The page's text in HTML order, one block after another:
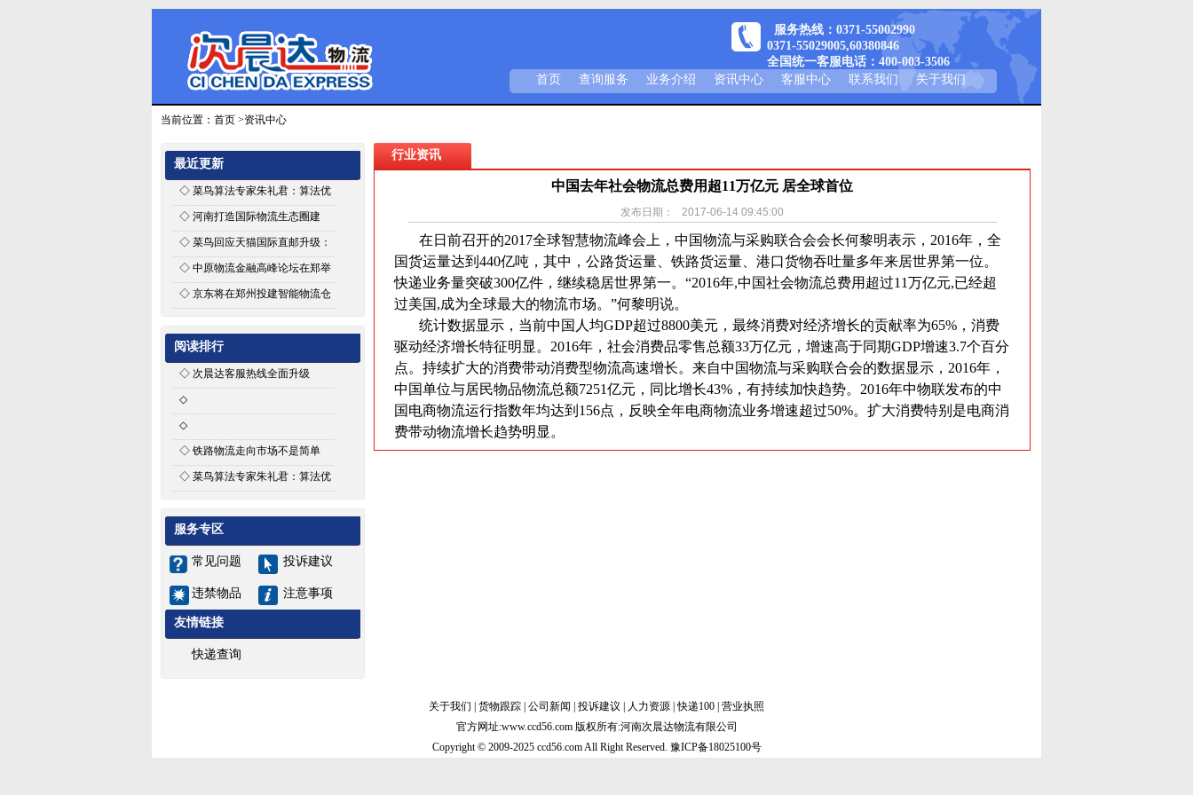
服务热线：0371-55002990
0371-55029005,60380846
全国统一客服电话：400-003-3506
首页
查询服务 业务介绍 资讯中心 客服中心 联系我们 关于我们
当前位置： 首页 >资讯中心
最近更新
◇ 菜鸟算法专家朱礼君：算法优
化能为智能物流带来什么
◇ 河南打造国际物流生态圈建
设“空中丝路”
◇ 菜鸟回应天猫国际直邮升级：
仅搭建平台，商家可自主选择推
荐物流商
◇ 中原物流金融高峰论坛在郑举
行
◇ 京东将在郑州投建智能物流仓
阅读排行
◇ 次晨达客服热线全面升级
◇
次晨达公司河南省内县城招商通
知
◇
河南次晨达物流有限公司招聘启
事
◇ 铁路物流走向市场不是简单
的“复制+粘贴”
◇ 菜鸟算法专家朱礼君：算法优
服务专区
常见问题 投诉建议
违禁物品 注意事项
友情链接
快递查询
行业资讯
中国去年社会物流总费用超11万亿元 居全球首位
发布日期： 2017-06-14 09:45:00
在日前召开的2017全球智慧物流峰会上，中国物流与采购联合会会长何黎明表示，2016年，全
国货运量达到440亿吨，其中，公路货运量、铁路货运量、港口货物吞吐量多年来居世界第一位。
快递业务量突破300亿件，继续稳居世界第一。“2016年,中国社会物流总费用超过11万亿元,已经超
过美国,成为全球最大的物流市场。”何黎明说。
统计数据显示，当前中国人均GDP超过8800美元，最终消费对经济增长的贡献率为65%，消费
驱动经济增长特征明显。2016年，社会消费品零售总额33万亿元，增速高于同期GDP增速3.7个百分
点。持续扩大的消费带动消费型物流高速增长。来自中国物流与采购联合会的数据显示，2016年，
中国单位与居民物品物流总额7251亿元，同比增长43%，有持续加快趋势。2016年中物联发布的中
国电商物流运行指数年均达到156点，反映全年电商物流业务增速超过50%。扩大消费特别是电商消
费带动物流增长趋势明显。
关于我们 货物跟踪 公司新闻 投诉建议 人力资源 |快递100 营业执照
官方网址:www.ccd56.com 版权所有:河南次晨达物流有限公司
Copyright © 2009-2025 ccd56.com All Right Reserved. 豫ICP备18025100号